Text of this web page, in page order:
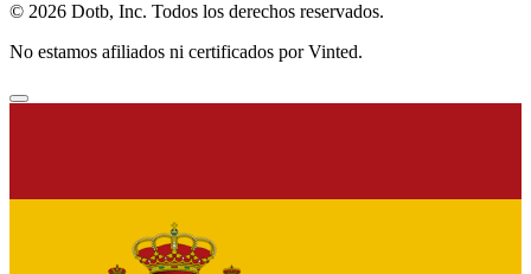
© 2026 Dotb, Inc. Todos los derechos reservados.
No estamos afiliados ni certificados por Vinted.